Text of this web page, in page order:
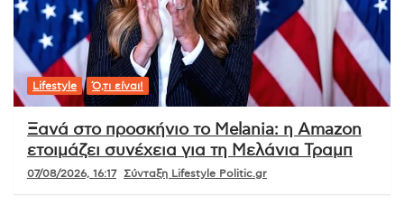
Lifestyle Ό,τι είναι!
Ξανά στο προσκήνιο το Melania: η Amazon
ετοιμάζει συνέχεια για τη Μελάνια Τραμπ
07/08/2026, 16:17 Σύνταξη Lifestyle Politic.gr